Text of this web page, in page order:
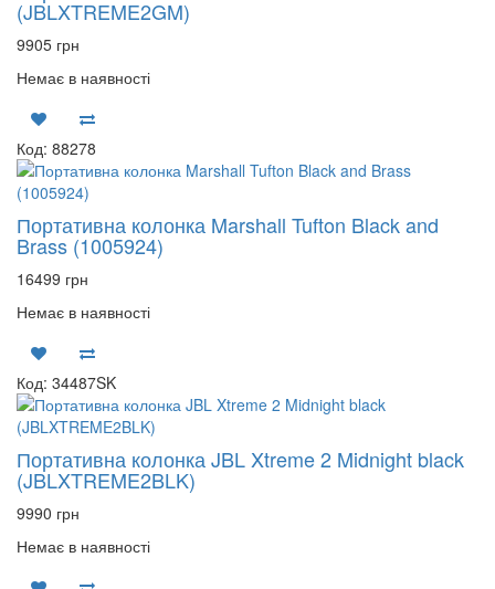
(JBLXTREME2GM)
9905 грн
Немає в наявності
Код: 88278
Портативна колонка Marshall Tufton Black and
Brass (1005924)
16499 грн
Немає в наявності
Код: 34487SK
Портативна колонка JBL Xtreme 2 Midnight black
(JBLXTREME2BLK)
9990 грн
Немає в наявності